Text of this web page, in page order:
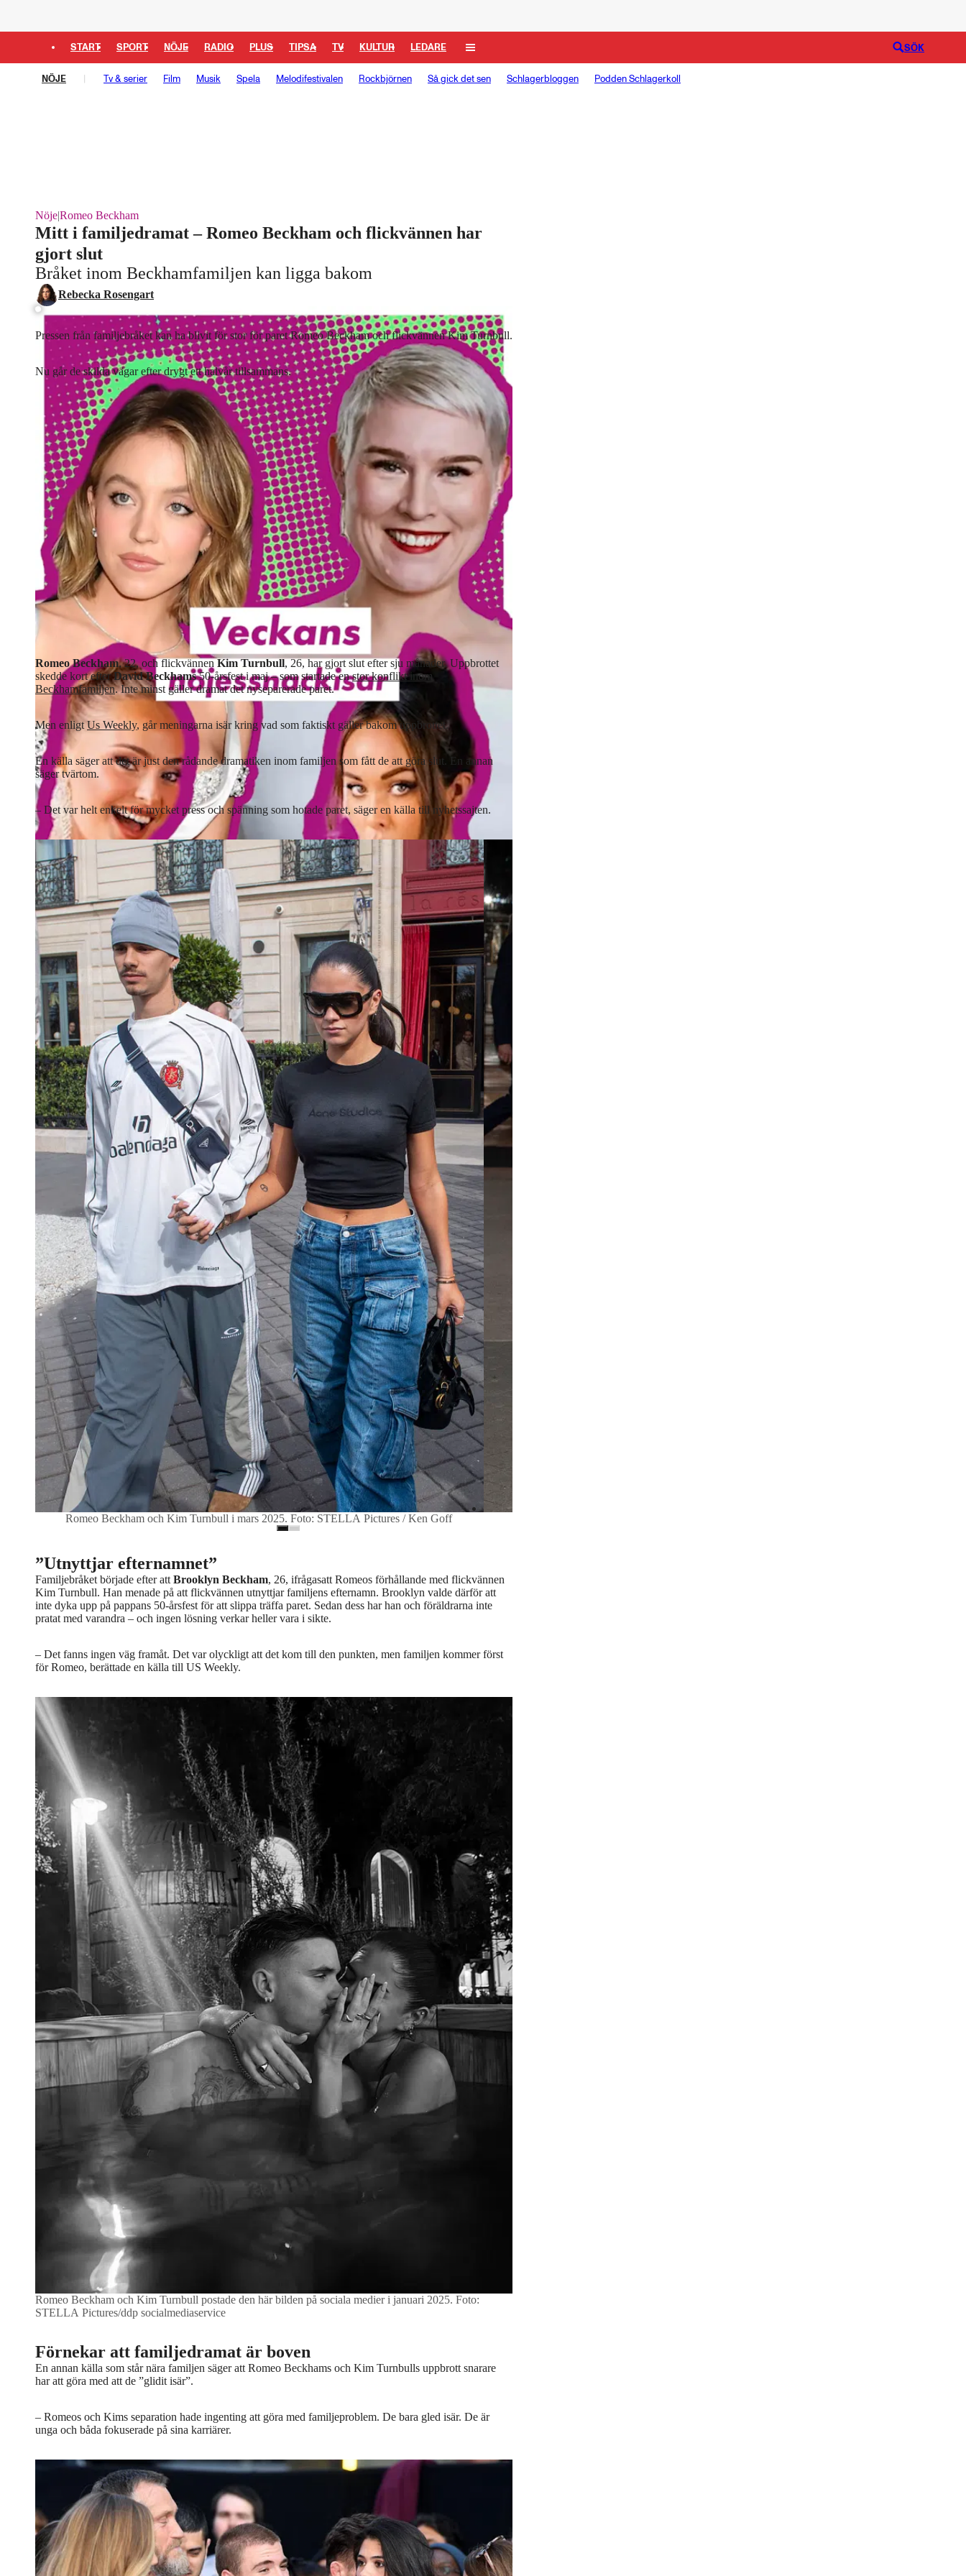
START SPORT NÖJE RADIO PLUS TIPSA TV KULTUR LEDARE SÖK
NÖJE Tv & serier Film Musik Spela Melodifestivalen Rockbjörnen Så gick det sen Schlagerbloggen Podden Schlagerkoll
Nöje|Romeo Beckham
Mitt i familjedramat – Romeo Beckham och flickvännen har
gjort slut
Bråket inom Beckhamfamiljen kan ligga bakom
Rebecka Rosengart
Laddar ...
Pressen från familjebråket kan ha blivit för stor för paret Romeo Beckham och flickvännen Kim Turnbull.
Nu går de skilda vägar efter drygt ett halvår tillsammans.
Romeo Beckham, 22, och flickvännenKim Turnbull, 26, har gjort slut efter sju månader. Uppbrottet
skedde kort efterDavid Beckhams50-årsfest i maj – som startade enstor konflikt inom
Beckhamfamiljen. Inte minst gäller dramat det nyseparerade paret.
Men enligtUs Weekly, går meningarna isär kring vad som faktiskt gäller bakom uppbrottet.
En källa säger att det är just den rådande dramatiken inom familjen som fått de att göra slut. En annan
säger tvärtom.
–⁠ Det var helt enkelt för mycket press och spänning som hotade paret, säger en källa till nyhetssajten.
Romeo Beckham och Kim Turnbull i mars 2025.Foto: STELLA Pictures / Ken Goff Romeo Beckham och Kim Turnbull i mars 2025.
Romeo Beckham och Kim Turnbull i mars 2025. Foto: STELLA Pictures / Ken Goff
”Utnyttjar efternamnet”
Familjebråket började efter att Brooklyn Beckham, 26, ifrågasatt Romeos förhållande med flickvännen
Kim Turnbull. Han menade på att flickvännen utnyttjar familjens efternamn. Brooklyn valde därför att
inte dyka upp på pappans 50-årsfest för att slippa träffa paret. Sedan dess har han och föräldrarna inte
pratat med varandra – och ingen lösning verkar heller vara i sikte.
– Det fanns ingen väg framåt. Det var olyckligt att det kom till den punkten, men familjen kommer först
för Romeo, berättade en källa till US Weekly.
Romeo Beckham och Kim Turnbull postade den här bilden på sociala medier i januari 2025. Foto:
STELLA Pictures/ddp socialmediaservice
Förnekar att familjedramat är boven
En annan källa som står nära familjen säger att Romeo Beckhams och Kim Turnbulls uppbrott snarare
har att göra med att de ”glidit isär”.
– Romeos och Kims separation hade ingenting att göra med familjeproblem. De bara gled isär. De är
unga och båda fokuserade på sina karriärer.